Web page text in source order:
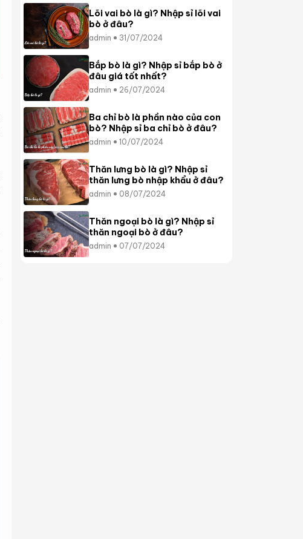
Lõi vai bò là gì? Nhập sỉ lõi vai
bò ở đâu?
admin 31/07/2024
Bắp bò là gì? Nhập sỉ bắp bò ở
đâu giá tốt nhất?
admin 26/07/2024
Ba chỉ bò là phần nào của con
bò? Nhập sỉ ba chỉ bò ở đâu?
admin 10/07/2024
Thăn lưng bò là gì? Nhập sỉ
thăn lưng bò nhập khẩu ở đâu?
admin 08/07/2024
Thăn ngoại bò là gì? Nhập sỉ
thăn ngoại bò ở đâu?
admin 07/07/2024